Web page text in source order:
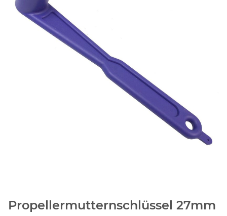
Propellermutternschlüssel 27mm